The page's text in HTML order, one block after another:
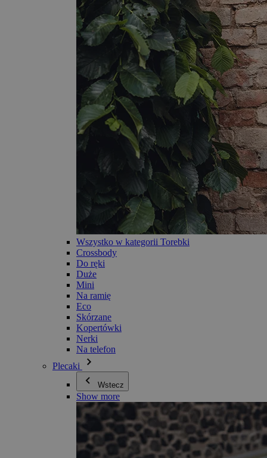
Wszystko w kategorii Torebki
Crossbody
Do ręki
Duże
Mini
Na ramię
Eco
Skórzane
Kopertówki
Nerki
Na telefon
Plecaki
Wstecz
Show more